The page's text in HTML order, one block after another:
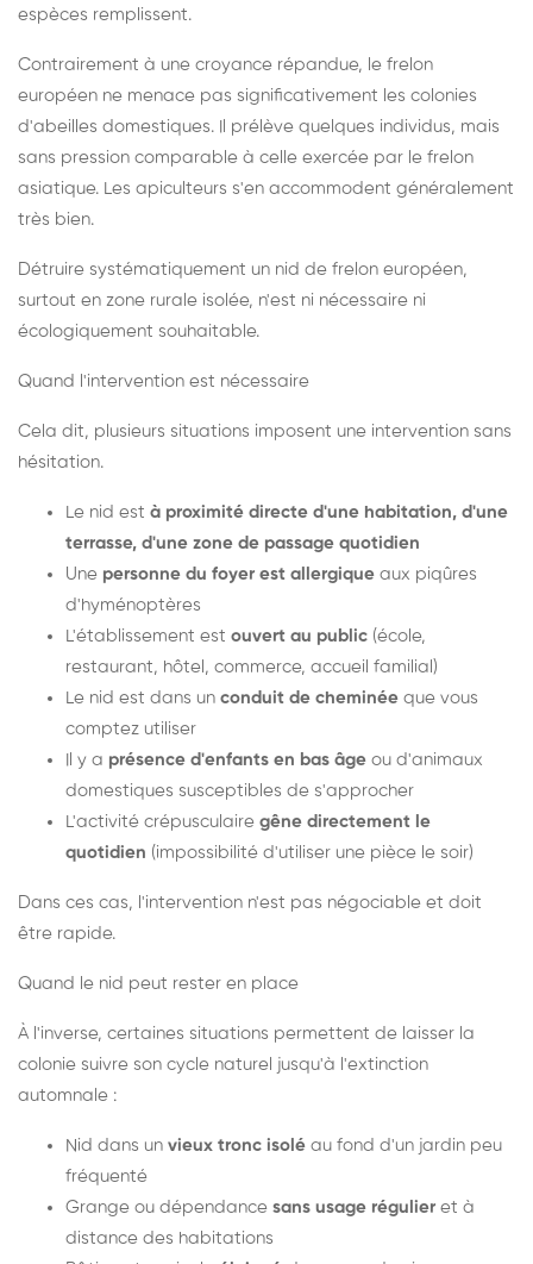
espèces remplissent.
Contrairement à une croyance répandue, le frelon
européen ne menace pas significativement les colonies
d'abeilles domestiques. Il prélève quelques individus, mais
sans pression comparable à celle exercée par le frelon
asiatique. Les apiculteurs s'en accommodent généralement
très bien.
Détruire systématiquement un nid de frelon européen,
surtout en zone rurale isolée, n'est ni nécessaire ni
écologiquement souhaitable.
Quand l'intervention est nécessaire
Cela dit, plusieurs situations imposent une intervention sans
hésitation.
Le nid est à proximité directe d'une habitation, d'une
terrasse, d'une zone de passage quotidien
Une personne du foyer est allergique aux piqûres
d'hyménoptères
L'établissement est ouvert au public (école,
restaurant, hôtel, commerce, accueil familial)
Le nid est dans un conduit de cheminée que vous
comptez utiliser
Il y a présence d'enfants en bas âge ou d'animaux
domestiques susceptibles de s'approcher
L'activité crépusculaire gêne directement le
quotidien (impossibilité d'utiliser une pièce le soir)
Dans ces cas, l'intervention n'est pas négociable et doit
être rapide.
Quand le nid peut rester en place
À l'inverse, certaines situations permettent de laisser la
colonie suivre son cycle naturel jusqu'à l'extinction
automnale :
Nid dans un vieux tronc isolé au fond d'un jardin peu
fréquenté
Grange ou dépendance sans usage régulier et à
distance des habitations